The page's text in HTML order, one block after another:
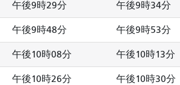
午後9時29分 午後9時34分
午後9時48分 午後9時53分
午後10時08分 午後10時13分
午後10時26分 午後10時30分